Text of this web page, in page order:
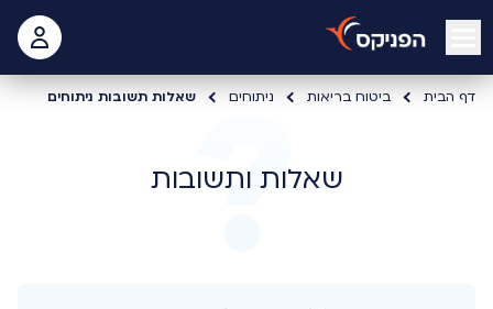
open mobile menu
דף הבית ביטוח בריאות ניתוחים שאלות תשובות ניתוחים
שאלות ותשובות